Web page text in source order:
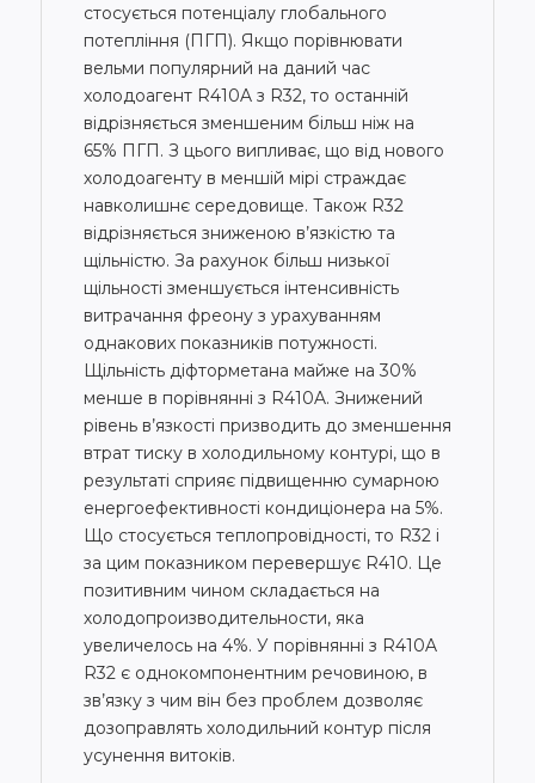
стосується потенціалу глобального
потепління (ПГП). Якщо порівнювати
вельми популярний на даний час
холодоагент R410A з R32, то останній
відрізняється зменшеним більш ніж на
65% ПГП. З цього випливає, що від нового
холодоагенту в меншій мірі страждає
навколишнє середовище. Також R32
відрізняється зниженою в’язкістю та
щільністю. За рахунок більш низької
щільності зменшується інтенсивність
витрачання фреону з урахуванням
однакових показників потужності.
Щільність діфторметана майже на 30%
менше в порівнянні з R410A. Знижений
рівень в’язкості призводить до зменшення
втрат тиску в холодильному контурі, що в
результаті сприяє підвищенню сумарною
енергоефективності кондиціонера на 5%.
Що стосується теплопровідності, то R32 і
за цим показником перевершує R410. Це
позитивним чином складається на
холодопроизводительности, яка
увеличелось на 4%. У порівнянні з R410A
R32 є однокомпонентним речовиною, в
зв’язку з чим він без проблем дозволяє
дозоправлять холодильний контур після
усунення витоків.